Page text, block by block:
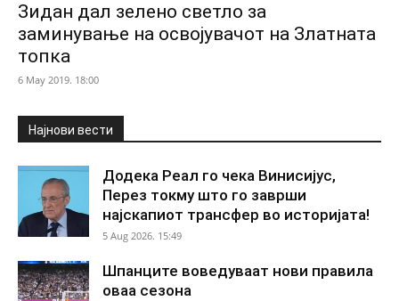
Зидан дал зелено светло за
заминување на освојувачот на Златната
топка
6 May 2019. 18:00
Најнови вести
Додека Реал го чека Винисијус,
Перез токму што го заврши
најскапиот трансфер во историјата!
5 Aug 2026. 15:49
Шпанците воведуваат нови правила
оваа сезона